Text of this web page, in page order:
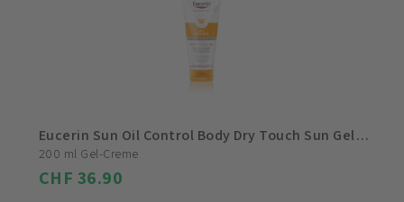
Eucerin Sun Oil Control Body Dry Touch Sun Gel-Creme LSF 50+
200 ml Gel-Creme
CHF 36.90